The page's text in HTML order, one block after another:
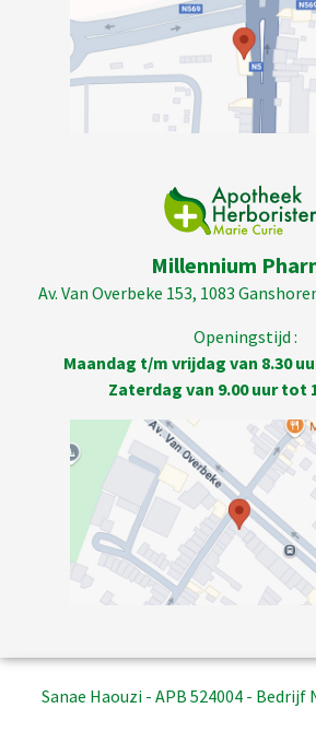
Millennium
Av. Van Overbeke 153, 1083
Openingstijd :
Maandag t/m vrijdag van 8.30
Zaterdag van 9.00 uur tot
Sanae Haouzi - APB 524004 - Bedrijf